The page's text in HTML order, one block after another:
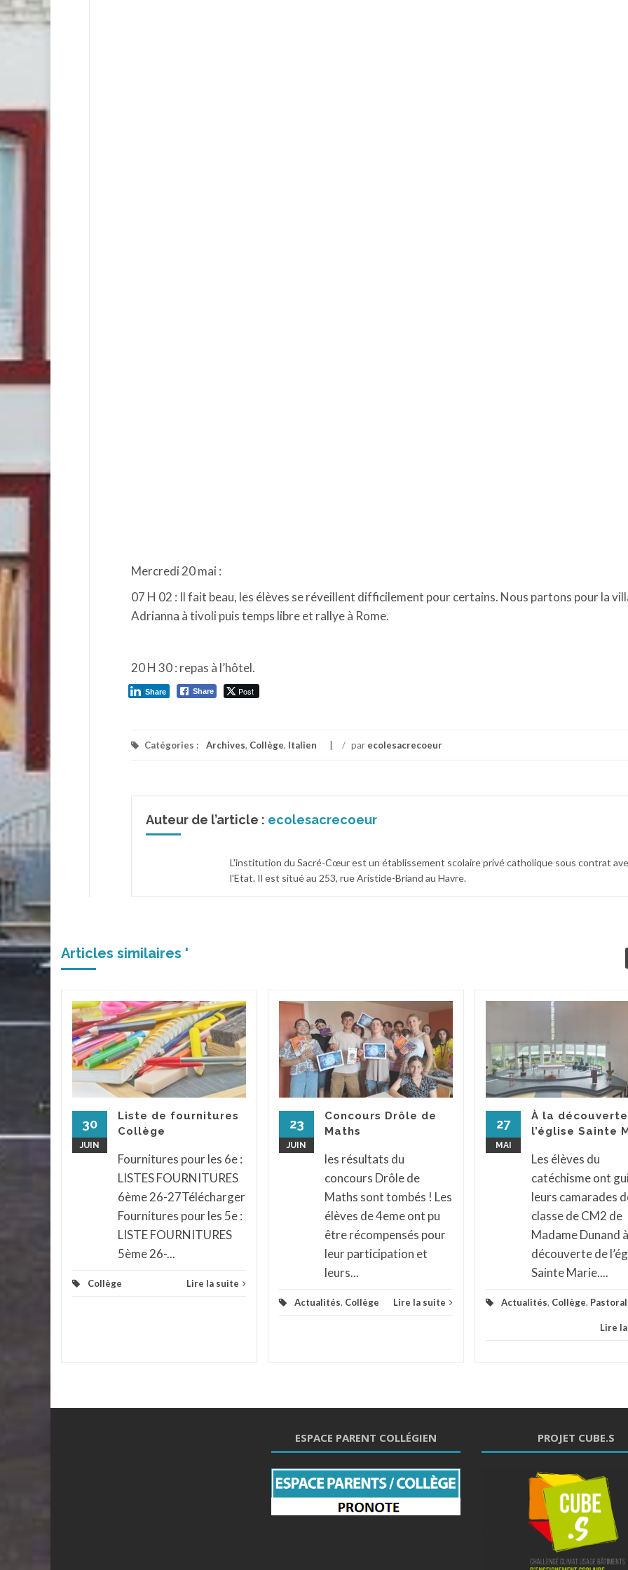
Mercredi 20 mai :
07 H 02 : Il fait beau, les élèves se réveillent difficilement pour certains. Nous partons pour la
Adrianna à tivoli puis temps libre et rallye à Rome.
20 H 30 : repas à l’hôtel.
Share Post
Share
Catégories : Archives, Collège, Italien / par ecolesacrecoeur
Auteur de l’article : ecolesacrecoeur
L'institution du Sacré-Cœur est un établissement scolaire privé catholique sous contrat
l'Etat. Il est situé au 253, rue Aristide-Briand au Havre.
Articles similaires '
le
et
30
JUIN
Liste de fournitures
Collège
Fournitures pour les 6e :
LISTES FOURNITURES
6ème 26-27Télécharger
Fournitures pour les 5e :
LISTE FOURNITURES
5ème 26-...
Collège Lire la suite
23
JUIN
Concours Drôle de
Maths
les résultats du
concours Drôle de
Maths sont tombés ! Les
élèves de 4eme ont pu
être récompensés pour
leur participation et
leurs...
Actualités, Collège Lire la suite
27
MAI
À la
l’église Sainte
Les élèves du
catéchisme ont
leurs camarades
classe de CM2 de
Madame Dunand
découverte de
Sainte Marie....
Actualités, Collège,
Lire
ESPACE PARENT COLLÉGIEN PROJET CUBE.S